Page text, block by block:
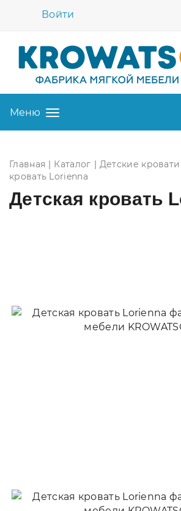
Войти
Меню
Главная Каталог Детские кровати
кровать Lorienna
Детская кровать